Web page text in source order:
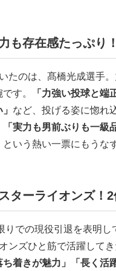
も存在感たっぷり
たのは、髙橋光成選手
す。
「力強い投球と
など、投げる姿に惚れ
実力も男前ぶりも一級
という熱い一票にもうな
ターライオンズ！2
りでの現役引退を表明
ンズひと筋で活躍して
着きが魅力」「長く活